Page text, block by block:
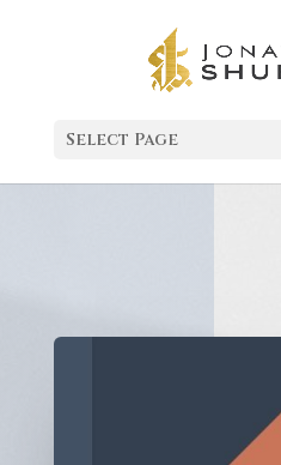
Select Page